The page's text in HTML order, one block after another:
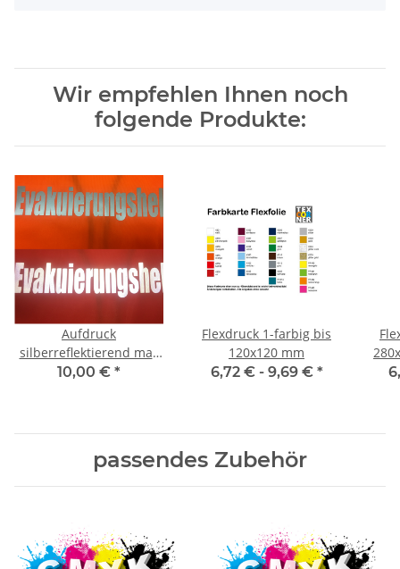
Wir empfehlen Ihnen noch
folgende Produkte:
Aufdruck
silberreflektierend max
280x180 mm
10,00 € *
Flexdruck 1-farbig bis
120x120 mm
6,72 € - 9,69 € *
passendes Zubehör